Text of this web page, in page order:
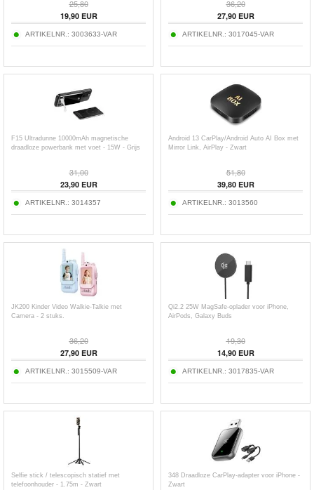
25,80
19,90EUR
ARTIKELNR.: 3003633-VAR
36,20
27,90EUR
ARTIKELNR.: 3017045-VAR
F15 Ultradunne 10000mAh magnetische
draadloze powerbank met voet - 15W - Grijs
31,00
23,90EUR
ARTIKELNR.: 3014357
Android 13 CarPlay/Android Auto AI Box met
Mirror Link, AirPlay - Zwart
51,80
39,80EUR
ARTIKELNR.: 3013560
JK200 Kinder Video Walkie-Talkie met
Camera - 2 stuks.
36,20
27,90EUR
ARTIKELNR.: 3015509-VAR
Qi2.2 25W MagSafe-oplader voor iPhone,
AirPods, Galaxy Buds
19,30
14,90EUR
ARTIKELNR.: 3017835-VAR
Selfie stick / telescopisch statief met
telefoonhouder - 1.75m - Zwart
348 Draadloze CarPlay-adapter voor iPhone -
Zwart